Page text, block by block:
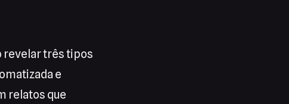
revelar três tipos
e
relatos que